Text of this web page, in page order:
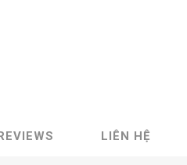
LIÊN HỆ